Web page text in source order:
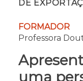
completa.
€ 100 (curso
€ 30 (por
DE
FORMADOR
Professora
uma